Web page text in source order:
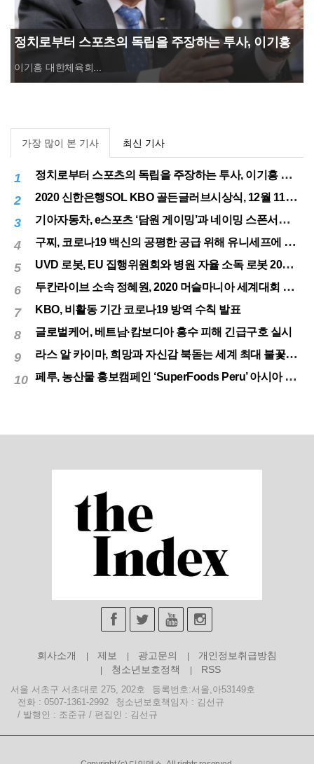
정치로부터 스포츠의 독립을 주장하는 투사, 이기흥
대한체육회장 연임 성공
이기흥 대한체육회...
가장 많이 본 기사 최신 기사
1 정치로부터 스포츠의 독립을 주장하는 투사, 이기흥 대한체육회장 연임 성공
2 2020 신한은행SOL KBO 골든글러브시상식, 12월 11일(금) 시행
3 기아자동차, e스포츠 ‘담원 게이밍’과 네이밍 스폰서십 체결
4 구찌, 코로나19 백신의 공평한 공급 위해 유니세프에 50만달러 기부
5 UVD 로봇, EU 집행위원회와 병원 자율 소독 로봇 200대 공급 계약
6 두칸라이브 소속 정혜원, 2020 머슬마니아 세계대회 우승
7 KBO, 비활동 기간 코로나19 방역 수칙 발표
8 글로벌케어, 베트남·캄보디아 홍수 피해 긴급구호 실시
9 라스 알 카이마, 희망과 자신감 북돋는 세계 최대 불꽃놀이
10 페루, 농산물 홍보캠페인 ‘SuperFoods Peru’ 아시아 진출개척
회사소개 제보 광고문의
개인정보취급방침
청소년보호정책
RSS
서울 서초구 서초대로 275, 202호
등록번호:서울,아53149호
전화 : 0507-1361-2992
청소년보호책임자 : 김선규
/ 발행인 : 조준규 / 편집인 : 김선규